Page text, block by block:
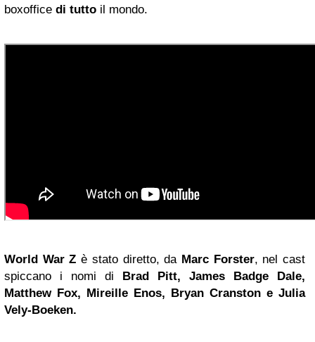
boxoffice di tutto il mondo.
World War Zè stato diretto, da Marc Forster, nel cast
spiccano i nomi di Brad Pitt, James Badge Dale,
Matthew Fox, Mireille Enos, Bryan Cranston e Julia
Vely-Boeken.